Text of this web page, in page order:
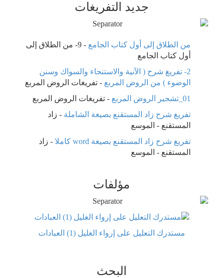
جديد التفريغات
من الطلاق إلى أول كتاب الجامع -
9- من الطلاق إلى
أول كتاب الجامع
2- تفريغ شرح ( الآنية والاستنجاء والسواك وسنن
الوضوء ) من الروض المربع - تفريغات الروض المربع
01_تشجير الروض المربع
- تفريغات الروض المربع
تفريغ شرح زاد المستقنع بصيغة الشاملة - زاد
المستقنع - الموسع
تفريغ شرح زاد المستقنع بصيغة word كاملا
- زاد
المستقنع - الموسع
مؤلفات
مستدرك التعليل على إرواء الغليل (1) العبادات
البحث